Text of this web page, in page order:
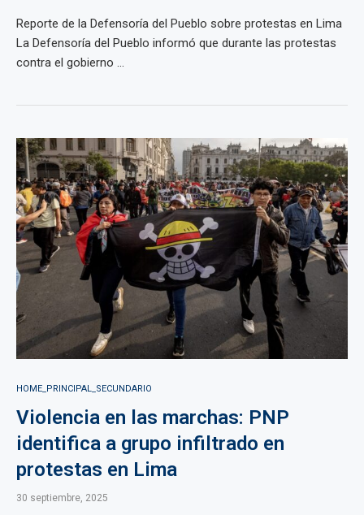
Reporte de la Defensoría del Pueblo sobre protestas en Lima
La Defensoría del Pueblo informó que durante las protestas
contra el gobierno ...
HOME_PRINCIPAL_SECUNDARIO
Violencia en las marchas: PNP
identifica a grupo infiltrado en
protestas en Lima
30 septiembre, 2025